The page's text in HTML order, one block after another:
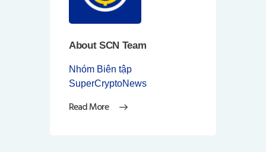
About SCN Team
Nhóm Biên tập
SuperCryptoNews
Read More